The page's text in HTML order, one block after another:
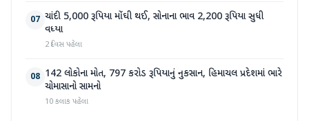
07 ચાંદી 5,000 રૂપિયા મોંઘી થઈ, સોનાના ભાવ 2,200 રૂપિયા સુધી
વધ્યા
2 દિવસ પહેલા
08 142 લોકોના મોત, 797 કરોડ રૂપિયાનું નુકસાન, હિમાચલ પ્રદેશમાં ભારે
ચોમાસાનો સામનો
10 કલાક પહેલા